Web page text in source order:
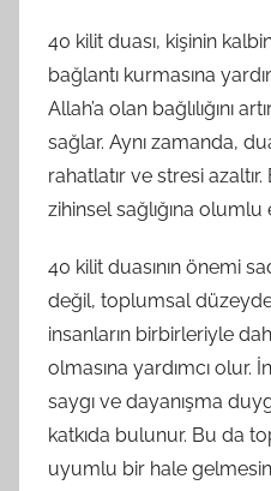
40 kilit duası, kişinin
bağlantı kurmasına
Allah’a olan bağlılığını
sağlar. Aynı zamanda,
rahatlatır ve stresi
zihinsel sağlığına olumlu
40 kilit duasının önemi
değil, toplumsal
insanların birbirleriyle
olmasına yardımcı olur.
saygı ve dayanışma
katkıda bulunur. Bu da
uyumlu bir hale